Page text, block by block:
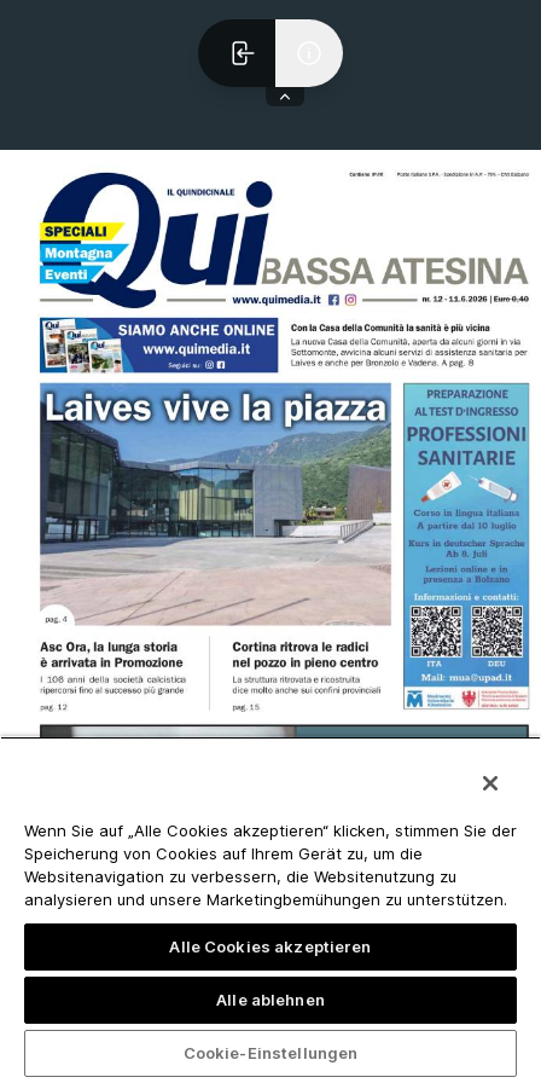
Wenn Sie auf „Alle Cookies akzeptieren“ klicken, stimmen Sie der
Speicherung von Cookies auf Ihrem Gerät zu, um die
Websitenavigation zu verbessern, die Websitenutzung zu
analysieren und unsere Marketingbemühungen zu unterstützen.
Alle Cookies akzeptieren
Alle ablehnen
Cookie-Einstellungen